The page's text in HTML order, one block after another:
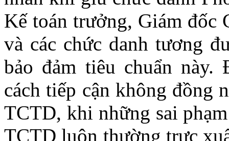
Kế toán trưởng, Giám đốc
và các chức danh tương
bảo đảm tiêu chuẩn
cách tiếp cận không đồng
TCTD, khi những sai
TCTD luôn thường trực